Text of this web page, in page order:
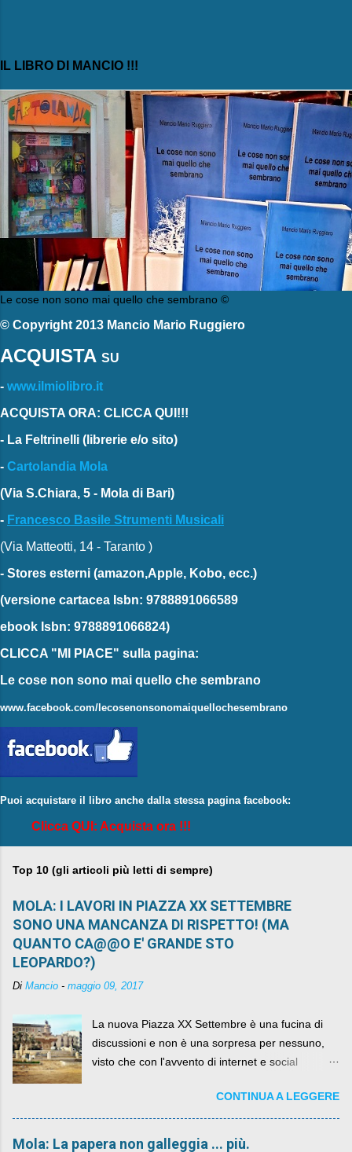
IL LIBRO DI MANCIO !!!
Le cose non sono mai quello che sembrano ©
© Copyright 2013 Mancio Mario Ruggiero
ACQUISTA SU
- www.ilmiolibro.it
ACQUISTA ORA: CLICCA QUI!!!
- La Feltrinelli (librerie e/o sito)
- Cartolandia Mola
(Via S.Chiara, 5 - Mola di Bari)
- Francesco Basile Strumenti Musicali
(Via Matteotti, 14 - Taranto )
- Stores esterni (amazon,Apple, Kobo, ecc.)
(versione cartacea Isbn: 9788891066589
ebook Isbn: 9788891066824)
CLICCA "MI PIACE" sulla pagina:
Le cose non sono mai quello che sembrano
www.facebook.com/lecosenonsonomaiquellochesembrano
Puoi acquistare il libro anche dalla stessa pagina facebook:
Clicca QUI: Acquista ora !!!
Top 10 (gli articoli più letti di sempre)
MOLA: I LAVORI IN PIAZZA XX SETTEMBRE
SONO UNA MANCANZA DI RISPETTO! (MA
QUANTO CA@@O E' GRANDE STO
LEOPARDO?)
Di Mancio - maggio 09, 2017
La nuova Piazza XX Settembre è una fucina di
discussioni e non è una sorpresa per nessuno,
visto che con l'avvento di internet e social
sua lasciandone anche traccia scritta nel web.
CONTINUA A LEGGERE
Mola: La papera non galleggia ... più.